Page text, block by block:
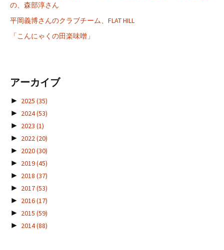
の、森部淳さん
平岡義博さんのクラブチーム、FLAT HILL
「こんにゃくの田楽味噌」
アーカイブ
► 2025 (35)
► 2024(53)
► 2023 (1)
► 2022(20)
► 2020(30)
► 2019(45)
► 2018 (37)
► 2017(53)
► 2016(17)
► 2015 (59)
► 2014(88)